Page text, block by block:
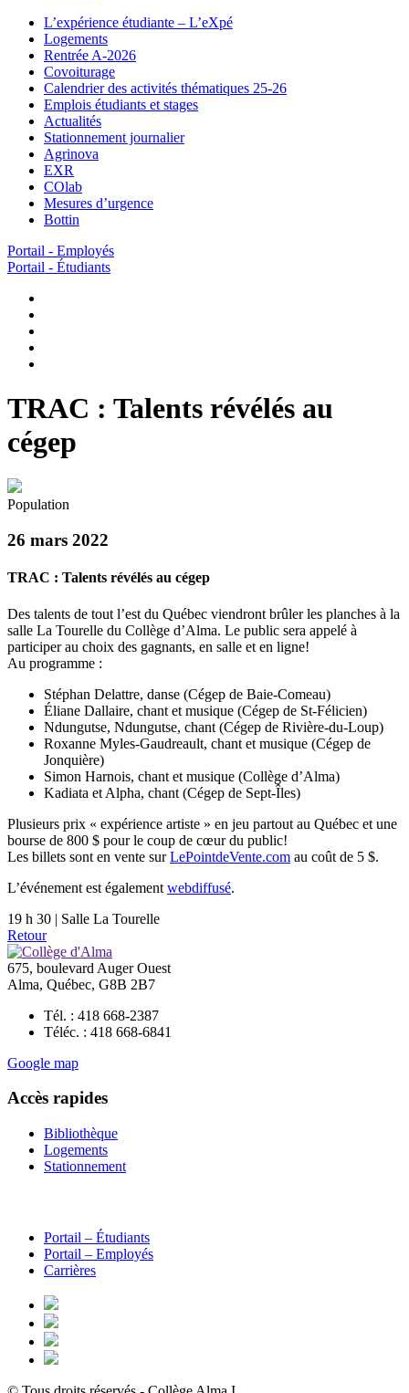
L’expérience étudiante – L’eXpé
Logements
Rentrée A-2026
Covoiturage
Calendrier des activités thématiques 25-26
Emplois étudiants et stages
Actualités
Stationnement journalier
Agrinova
EXR
COlab
Mesures d’urgence
Bottin
Portail - Employés
Portail - Étudiants
TRAC : Talents révélés au
cégep
Population
26 mars 2022
TRAC : Talents révélés au cégep
Des talents de tout l’est du Québec viendront brûler les planches à la
salle La Tourelle du Collège d’Alma. Le public sera appelé à
participer au choix des gagnants, en salle et en ligne!
Au programme :
Stéphan Delattre, danse (Cégep de Baie-Comeau)
Éliane Dallaire, chant et musique (Cégep de St-Félicien)
Ndungutse, Ndungutse, chant (Cégep de Rivière-du-Loup)
Roxanne Myles-Gaudreault, chant et musique (Cégep de
Jonquière)
Simon Harnois, chant et musique (Collège d’Alma)
Kadiata et Alpha, chant (Cégep de Sept-Îles)
Plusieurs prix « expérience artiste » en jeu partout au Québec et une
bourse de 800 $ pour le coup de cœur du public!
Les billets sont en vente surLePointdeVente.com au coût de 5 $.
L’événement est également webdiffusé.
19 h 30 | Salle La Tourelle
Retour
675, boulevard Auger Ouest
Alma, Québec, G8B 2B7
Tél. : 418 668-2387
Téléc. : 418 668-6841
Google map
Accès rapides
Bibliothèque
Logements
Stationnement
Portail – Étudiants
Portail – Employés
Carrières